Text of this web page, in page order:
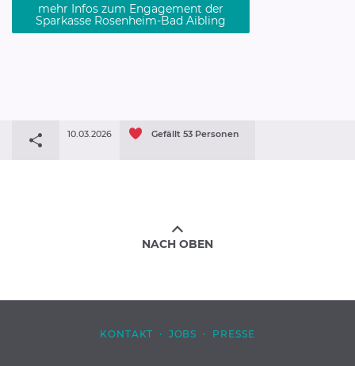
mehr Infos zum Engagement der
Sparkasse Rosenheim-Bad Aibling
Gefällt 53 Personen
10.03.2026
NACH OBEN
KONTAKT · JOBS · PRESSE